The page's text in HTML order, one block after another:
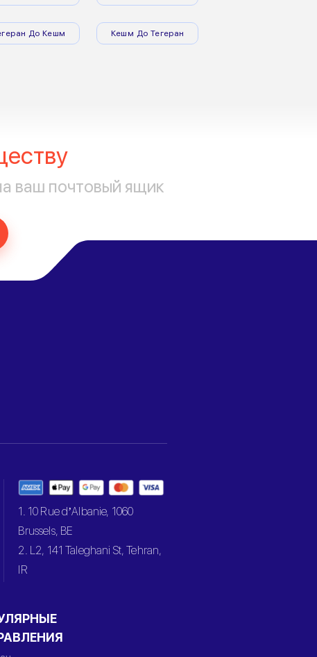
До Кешм Кешм До Тегеран
ваш почтовый ящик
1. 10 Rue d’Albanie, 1060
Brussels, BE
2. L2, 141 Taleghani St, Tehran,
IR